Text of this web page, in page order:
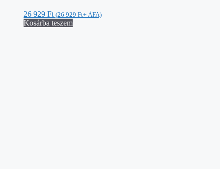
26 929 Ft (26 929 Ft+ ÁFA)
Kosárba teszem